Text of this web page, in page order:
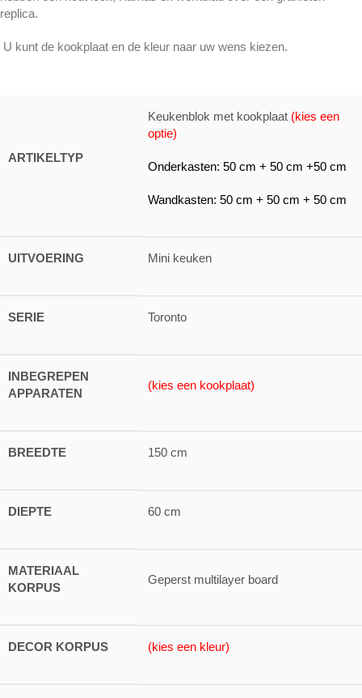
replica.
U kunt de kookplaat en de kleur naar uw wens kiezen.
ARTIKELTYP
Keukenblok met kookplaat (kies een
optie)
Onderkasten: 50 cm + 50 cm +50 cm
Wandkasten: 50 cm + 50 cm + 50 cm
UITVOERING Mini keuken
SERIE Toronto
INBEGREPEN
APPARATEN
(kies een kookplaat)
BREEDTE 150 cm
DIEPTE 60 cm
MATERIAAL
KORPUS
Geperst multilayer board
DECOR KORPUS (kies een kleur)